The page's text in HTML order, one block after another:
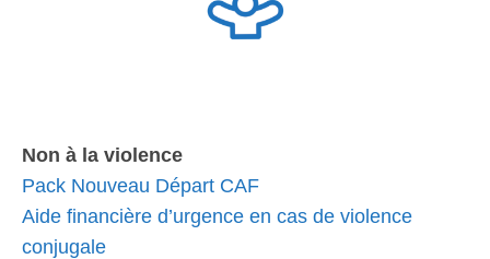
Non à la violence
Pack Nouveau Départ CAF
Aide financière d’urgence en cas de violence
conjugale